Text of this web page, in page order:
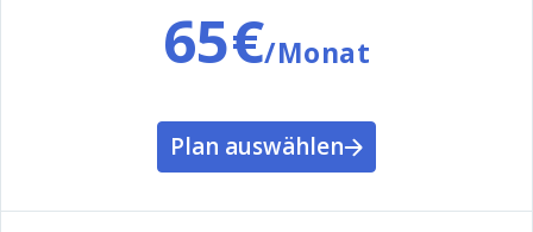
65€/Monat
Plan auswählen